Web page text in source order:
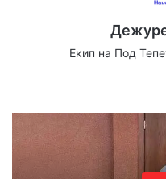
Екип на Под